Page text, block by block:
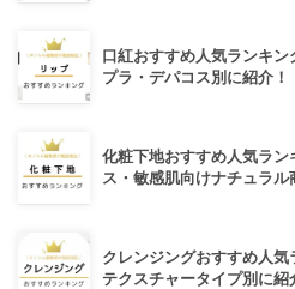
口紅おすすめ人気ランキ
プラ・デパコス別に紹介！
化粧下地おすすめ人気ラ
ス・敏感肌向けナチュラル
クレンジングおすすめ人
テクスチャータイプ別に紹